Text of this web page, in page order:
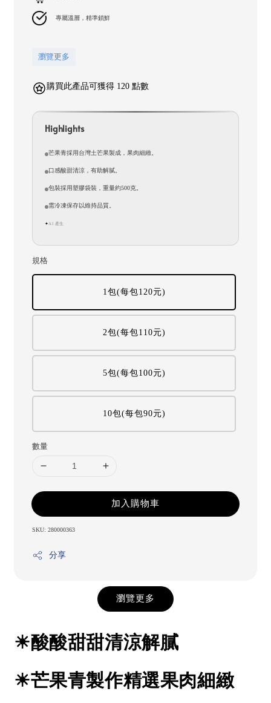
專屬溫層，精準鎖鮮
瀏覽更多
購買此產品可獲得 120 點數
Highlights
芒果青採用台灣土芒果製成，果肉細緻。
口感酸甜清涼，有助解膩。
包裝採用塑膠袋裝，重量約500克。
需冷凍保存以維持品質。
✦AI 產生
規格
1包(每包120元)
2包(每包110元)
5包(每包100元)
10包(每包90元)
數量
加入購物車
SKU: 280000363
分享
瀏覽更多
☀酸酸甜甜清涼解膩
☀芒果青製作精選果肉細緻